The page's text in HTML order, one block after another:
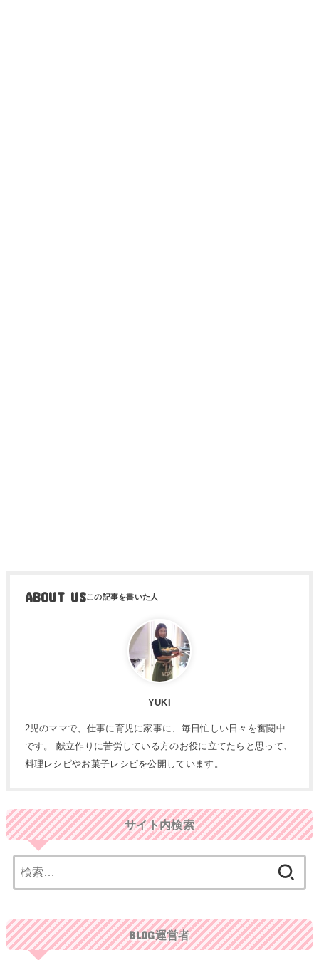
ABOUT US
YUKI
2児のママで、仕事に育児に家事に、毎日忙しい日々を奮闘中
です。 献立作りに苦労している方のお役に立てたらと思って、
料理レシピやお菓子レシピを公開しています。
サイト内検索
索:
BLOG運営者